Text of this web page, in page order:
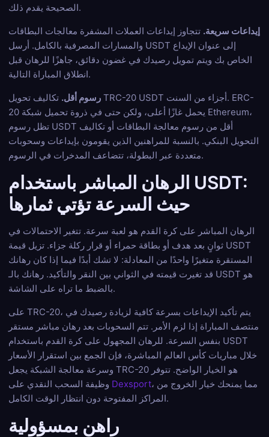
الصحيحة يقدم ذلك.
إيداعات سريعة. تتجاوز إيداعات العملات المشفرة معالجات البطاقات
والمسارات المصرفية بالكامل. أرسل USDT إلى عنوان الإيداع
الخاص بك ويتم تمويل رصيدك في غضون دقائق، جاهزًا للرهان قبل
انطلاق المباراة التالية.
رسوم أقل. تكاليف تحويل TRC-20 USDT أجزاء من السنت. ERC-
20 يحمل غازًا أعلى، ولكن حتى في ذروة تحميل شبكة Ethereum،
تظل رسوم USDT أقل من رسوم معالجة البطاقات أو تكاليف
التحويل البنكي. بالنسبة للمراهنين الذين يقومون بإيداعات وسحوبات
متعددة عبر البطولة، تتضاعف المدخرات في الرسوم.
الرهان المباشر باستخدام USDT:
حيث السرعة تؤتي ثمارها
الرهان المباشر على كرة القدم هو لعبة سرعة. تتغير الاحتمالات في
ثوانٍ بعد هدف أو بطاقة حمراء أو قرار ركلة جزاء. تزيل قيمة USDT
المستقرة متغيرًا واحدًا من المعادلة: لا تشك أبدًا فيما إذا كان رهانك
قد تغيرت قيمته في الثواني بين النقر والتأكيد. رهانك بالـ USDT هو
بالضبط ما تراه على الشاشة.
على TRC-20، يتم تأكيد الإيداعات بسرعة كافية لزيادة رصيدك في
منتصف المباراة إذا لزم الأمر. تتم السحوبات بعد رهان مباشر مستقر
بنفس السرعة. للرهان المجهول على كرة القدم باستخدام USDT
خلال مباريات كأس العالم المباشرة، فإن الجمع بين استقرار الأسعار
وسرعة معالجة الشبكة يجعل TRC-20 هو الخيار الواضح. تتوفر
Dexsport، مما يمنحك خيار الخروج من
المراكز المفتوحة دون انتظار الوقت الكامل.
راهن بمسؤولية